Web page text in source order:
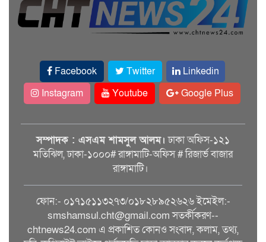
Facebook Twitter
Linkedin
Instagram
Youtube Google Plus
সম্পাদক : এসএম শামসুল আলম। ঢাকা অফিস-১২১
মতিঝিল, ঢাকা-১০০০# রাঙ্গামাটি-অফিস # রিজার্ভ বাজার
রাঙ্গামাটি।
ফোন:- ০১৭১৫১১৩২৭৩/০১৮২৮৯৫২৬২৬ ইমেইল:-
smshamsul.cht@gmail.com সতর্কীকরণ--
chtnews24.com এ প্রকাশিত কোনও সংবাদ, কলাম, তথ্য,